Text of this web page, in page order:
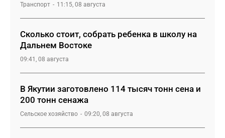
Транспорт 11:15, 08 августа
Сколько стоит, собрать ребенка в школу на
Дальнем Востоке
09:41, 08 августа
В Якутии заготовлено 114 тысяч тонн сена и
200 тонн сенажа
Сельское хозяйство 09:20, 08 августа